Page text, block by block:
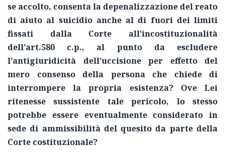
se accolto, consenta la depenalizzazione del reato
di aiuto al suicidio anche al di fuori dei limiti
fissati dalla Corte all’incostituzionalità
dell’art.580 c.p., al punto da escludere
l’antigiuridicità dell’uccisione per effetto del
mero consenso della persona che chiede di
interrompere la propria esistenza? Ove Lei
ritenesse sussistente tale pericolo, lo stesso
potrebbe essere eventualmente considerato in
sede di ammissibilità del quesito da parte della
Corte costituzionale?